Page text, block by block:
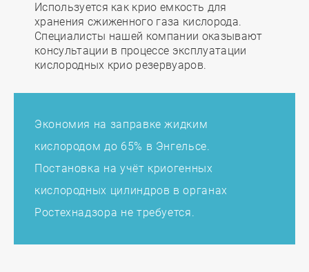
Используется как крио емкость для
хранения сжиженного газа кислорода.
Специалисты нашей компании оказывают
консультации в процессе эксплуатации
кислородных крио резервуаров.
Экономия на заправке жидким
кислородом до 65% в Энгельсе.
Постановка на учёт криогенных
кислородных цилиндров в органах
Ростехнадзора не требуется.